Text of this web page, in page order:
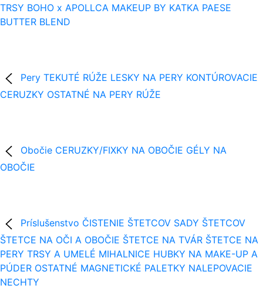
TRSY BOHO x APOLLCA MAKEUP BY KATKA PAESE
BUTTER BLEND
Pery TEKUTÉ RÚŽE LESKY NA PERY KONTÚROVACIE
CERUZKY OSTATNÉ NA PERY RÚŽE
Obočie CERUZKY/FIXKY NA OBOČIE GÉLY NA
OBOČIE
Príslušenstvo ČISTENIE ŠTETCOV SADY ŠTETCOV
ŠTETCE NA OČI A OBOČIE ŠTETCE NA TVÁR ŠTETCE NA
PERY TRSY A UMELÉ MIHALNICE HUBKY NA MAKE-UP A
PÚDER OSTATNÉ MAGNETICKÉ PALETKY NALEPOVACIE
NECHTY